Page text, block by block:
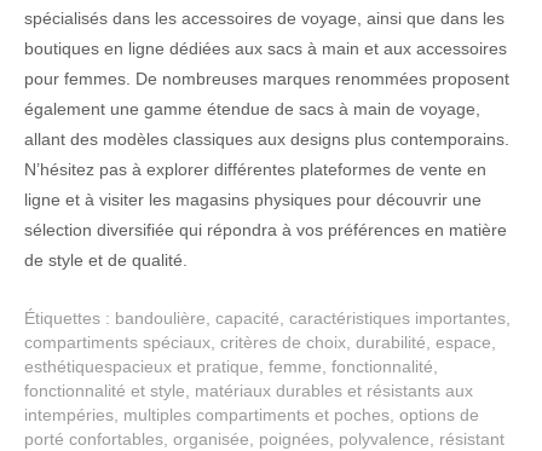
spécialisés dans les accessoires de voyage, ainsi que dans les
boutiques en ligne dédiées aux sacs à main et aux accessoires
pour femmes. De nombreuses marques renommées proposent
également une gamme étendue de sacs à main de voyage,
allant des modèles classiques aux designs plus contemporains.
N’hésitez pas à explorer différentes plateformes de vente en
ligne et à visiter les magasins physiques pour découvrir une
sélection diversifiée qui répondra à vos préférences en matière
de style et de qualité.
Étiquettes : bandoulière capacité caractéristiques importantes
compartiments spéciaux critères de choix durabilité espace
esthétiquespacieux et pratique femme fonctionnalité
fonctionnalité et style
matériaux durables et résistants aux
intempéries multiples compartiments et poches options de
porté confortables organisée poignées polyvalence
résistant